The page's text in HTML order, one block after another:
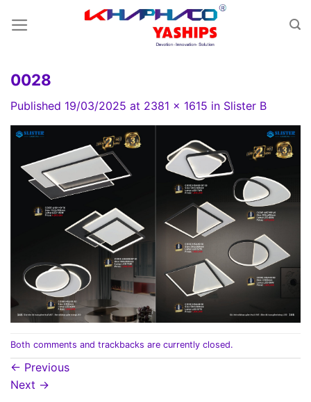
0028
Published 19/03/2025 at 2381 × 1615 in Slister B
Both comments and trackbacks are currently closed.
← Previous
Next →